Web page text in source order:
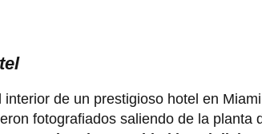
de un prestigioso hotel en
fotografiados saliendo de la planta